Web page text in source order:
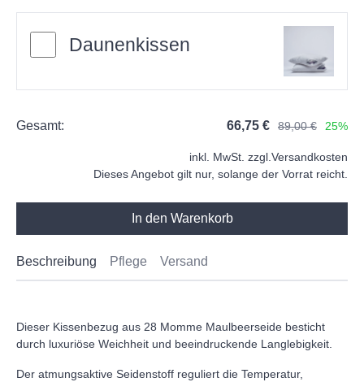
Daunenkissen
Gesamt: 66,75 € 89,00 € 25%
inkl. MwSt. zzgl.Versandkosten
Dieses Angebot gilt nur, solange der Vorrat reicht.
In den Warenkorb
Beschreibung Pflege Versand
Dieser Kissenbezug aus 28 Momme Maulbeerseide besticht
durch luxuriöse Weichheit und beeindruckende Langlebigkeit.
Der atmungsaktive Seidenstoff reguliert die Temperatur,